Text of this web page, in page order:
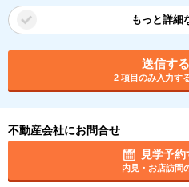
もっと詳細
送信する
2 項目のみ入力す
不動産会社にお問合せ
見学予約
内見・お店訪問